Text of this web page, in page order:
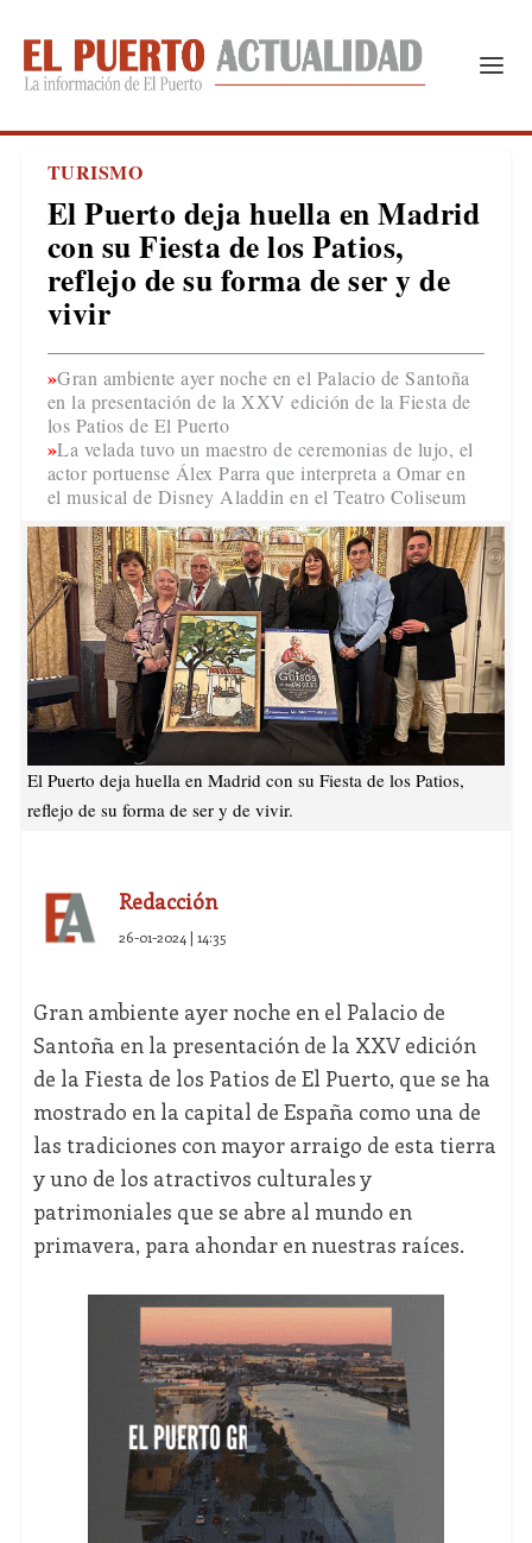
TURISMO
El Puerto deja huella en Madrid
con su Fiesta de los Patios,
reflejo de su forma de ser y de
vivir
Gran ambiente ayer noche en el Palacio de Santoña
en la presentación de la XXV edición de la Fiesta de
los Patios de El Puerto
La velada tuvo un maestro de ceremonias de lujo, el
actor portuense Álex Parra que interpreta a Omar en
el musical de Disney Aladdin en el Teatro Coliseum
El Puerto deja huella en Madrid con su Fiesta de los Patios,
reflejo de su forma de ser y de vivir.
Redacción
26-01-2024 | 14:35
Gran ambiente ayer noche en el Palacio de
Santoña en la presentación de la XXV edición
de la Fiesta de los Patios de El Puerto, que se ha
mostrado en la capital de España como una de
las tradiciones con mayor arraigo de esta tierra
y uno de los atractivos culturales y
patrimoniales que se abre al mundo en
primavera, para ahondar en nuestras raíces.